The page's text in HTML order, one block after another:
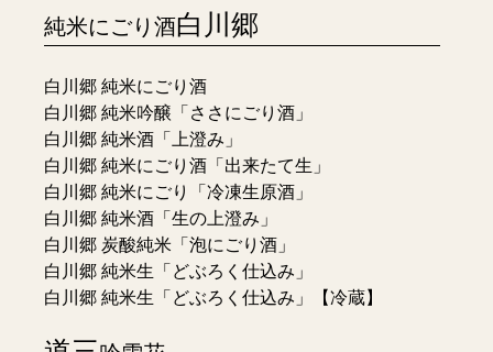
純米にごり酒白川郷
白川郷 純米にごり酒
白川郷 純米吟醸「ささにごり酒」
白川郷 純米酒「上澄み」
白川郷 純米にごり酒「出来たて生」
白川郷 純米にごり「冷凍生原酒」
白川郷 純米酒「生の上澄み」
白川郷 炭酸純米「泡にごり酒」
白川郷 純米生「どぶろく仕込み」
白川郷 純米生「どぶろく仕込み」【冷蔵】
酒
見る
ささにごり
酒
見る
米酒
上澄み